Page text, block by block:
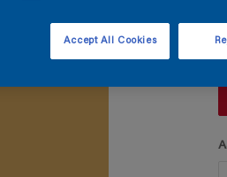
Accept All Cookies